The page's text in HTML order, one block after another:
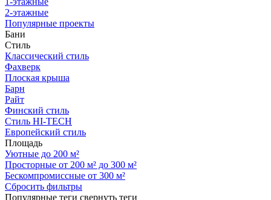
2-этажные
Популярные проекты
Бани
Стиль
Классический стиль
Фахверк
Плоская крыша
Барн
Райт
Финский стиль
Стиль HI-TECH
Европейский стиль
Площадь
Уютные до 200 м²
Просторные от 200 м² до 300 м²
Бескомпромиссные от 300 м²
Сбросить фильтры
Популярные теги свернуть теги